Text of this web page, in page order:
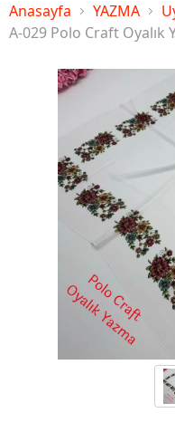
Anasayfa YAZMA
A-029 Polo Craft Oyalık